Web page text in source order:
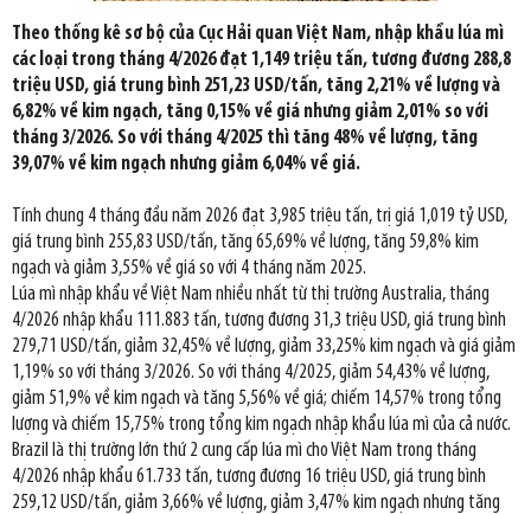
Theo thống kê sơ bộ của Cục Hải quan Việt Nam, nhập khẩu lúa mì
các loại trong tháng 4/2026 đạt 1,149 triệu tấn, tương đương 288,8
triệu USD, giá trung bình 251,23 USD/tấn, tăng 2,21% về lượng và
6,82% về kim ngạch, tăng 0,15% về giá nhưng giảm 2,01% so với
tháng 3/2026. So với tháng 4/2025 thì tăng 48% về lượng, tăng
39,07% về kim ngạch nhưng giảm 6,04% về giá.
Tính chung 4 tháng đầu năm 2026 đạt 3,985 triệu tấn, trị giá 1,019 tỷ USD,
giá trung bình 255,83 USD/tấn, tăng 65,69% về lượng, tăng 59,8% kim
ngạch và giảm 3,55% về giá so với 4 tháng năm 2025.
Lúa mì nhập khẩu về Việt Nam nhiều nhất từ thị trường Australia, tháng
4/2026 nhập khẩu 111.883 tấn, tương đương 31,3 triệu USD, giá trung bình
279,71 USD/tấn, giảm 32,45% về lượng, giảm 33,25% kim ngạch và giá giảm
1,19% so với tháng 3/2026. So với tháng 4/2025, giảm 54,43% về lượng,
giảm 51,9% về kim ngạch và tăng 5,56% về giá; chiếm 14,57% trong tổng
lượng và chiếm 15,75% trong tổng kim ngạch nhập khẩu lúa mì của cả nước.
Brazil là thị trường lớn thứ 2 cung cấp lúa mì cho Việt Nam trong tháng
4/2026 nhập khẩu 61.733 tấn, tương đương 16 triệu USD, giá trung bình
259,12 USD/tấn, giảm 3,66% về lượng, giảm 3,47% kim ngạch nhưng tăng